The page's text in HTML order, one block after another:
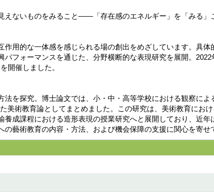
えないものをみること——「存在感のエネルギー」を「みる」
用的な一体感を感じられる場の創出をめざしています。具体
フォーマンスを通じた、分野横断的な表現研究を展開。
開催しました。
を探究。博士論文では、小・中・高等学校における観察によ
美術教育論としてまとめました。この研究は、美術教育にお
成課程における造形表現の授業研究へと展開しており、近年
藝術教育の内容・方法、および機会保障の支援に関心を寄せ